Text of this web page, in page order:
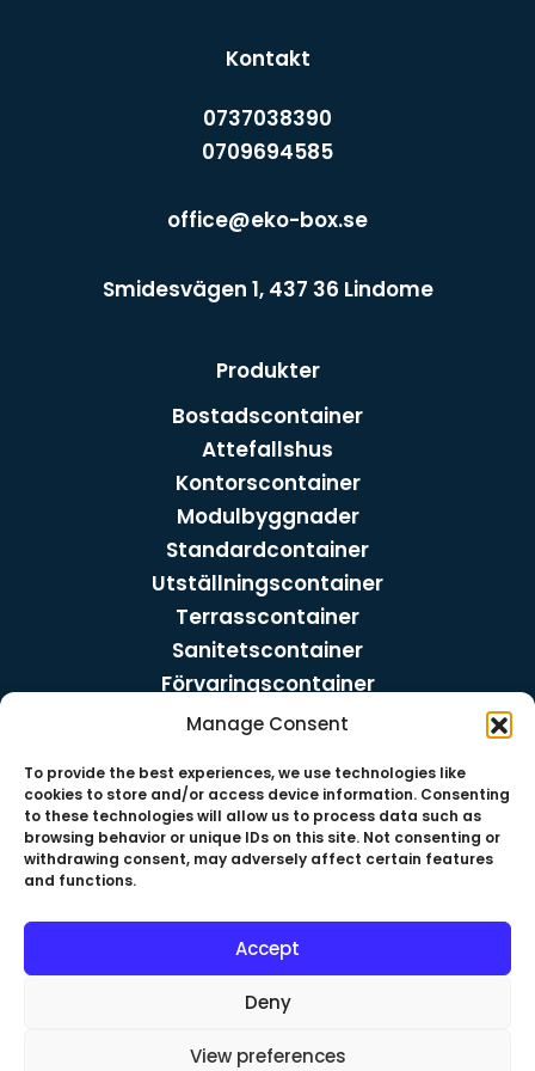
Manage Consent
To provide the best experiences, we use technologies like
cookies to store and/or access device information. Consenting
to these technologies will allow us to process data such as
browsing behavior or unique IDs on this site. Not consenting or
withdrawing consent, may adversely affect certain features
and functions.
Accept
Deny
View preferences
Kontakt
0737038390
0709694585
office@eko-box.se
Smidesvägen 1, 437 36 Lindome
Produkter
Bostadscontainer
Attefallshus
Kontorscontainer
Modulbyggnader
Standardcontainer
Utställningscontainer
Terrasscontainer
Sanitetscontainer
Förvaringscontainer
Trädgårdscontainer
Kassacontainer
Djurcontainer
Sociala medier
Linkedin
Copyright © 2026 , EKO-box Sverige.